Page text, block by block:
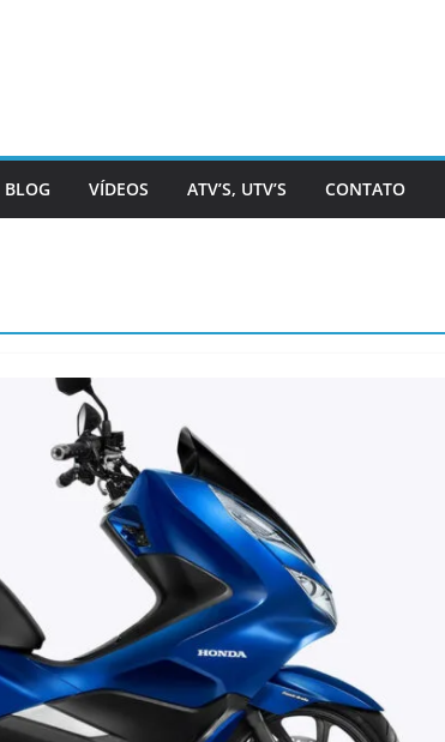
BLOG VÍDEOS ATV’S, UTV’S CONTATO